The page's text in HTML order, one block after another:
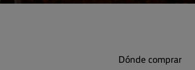
Dónde comprar